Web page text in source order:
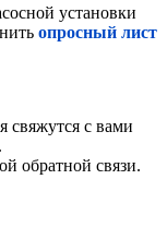
установки
опросный лист
свяжутся с вами
обратной связи.